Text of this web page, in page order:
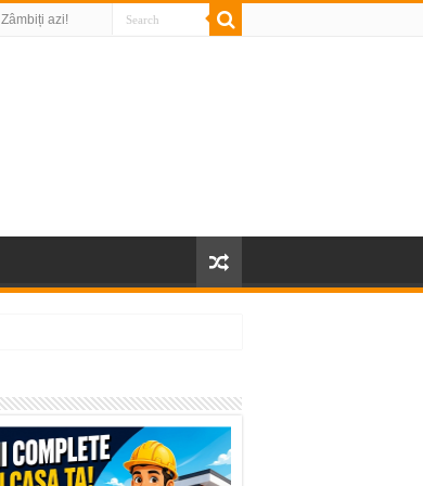
Zâmbiți azi!